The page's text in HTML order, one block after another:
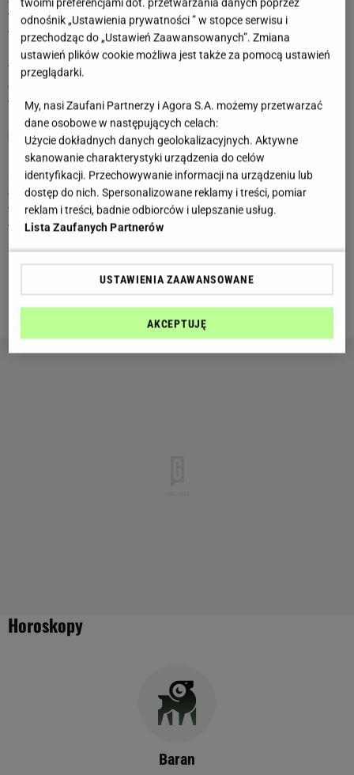
też częściej poprawiać sobie humor spontanicznymi
wydatkami, wyjściami albo planowaniem letnich
przyjemności. Druga połowa miesiąca sprzyja spotkaniom,
flirtom i łapaniu wakacyjnego klimatu. Pod koniec czerwca
organizm zacznie jednak przypominać, że potrzebujesz
więcej odpoczynku i spokojniejszego rytmu dnia.
Maj 2026
Baranie, maj 2026 dla Barana zacznie się od lekkiego
spowolnienia i spraw, które wymagają cierpliwości oraz
dokładności zamiast działania na szybko. Z czasem jednak
wraca energia i chęć, by robić rzeczy po swojemu i
wyłamywać się z rutyny. W relacjach kluczowa będzie
Pojawią się też momenty, które pokażą, komu naprawdę
możesz zaufać. Pod koniec miesiąca przyjdzie impuls do
konkretnych działań i pierwszych odważniejszych kroków.
Horoskopy
Baran
odnośnik „Ustawienia prywatności ” w stopce serwisu i
przechodząc do „Ustawień Zaawansowanych”. Zmiana
ustawień plików cookie możliwa jest także za pomocą ustawień
przeglądarki.
My, nasi Zaufani Partnerzy i Agora S.A. możemy przetwarzać
dane osobowe w następujących celach:
Użycie dokładnych danych geolokalizacyjnych. Aktywne
skanowanie charakterystyki urządzenia do celów
identyfikacji. Przechowywanie informacji na urządzeniu lub
dostęp do nich. Spersonalizowane reklamy i treści, pomiar
reklam i treści, badnie odbiorców i ulepszanie usług.
Lista Zaufanych Partnerów
USTAWIENIA ZAAWANSOWANE
AKCEPTUJĘ